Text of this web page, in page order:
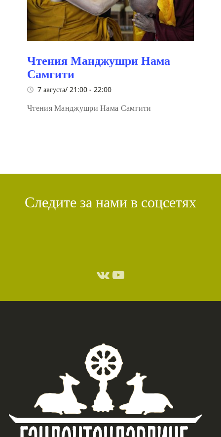
Чтения Манджушри Нама
Самгити
7 августа/ 21:00 - 22:00
Чтения Манджушри Нама Самгити
Следите за нами в соцсетях